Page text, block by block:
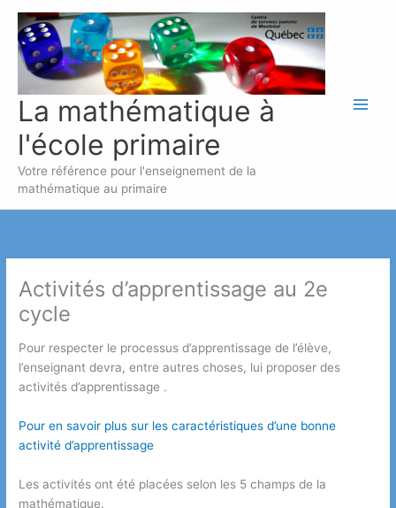
contenu
La mathématique à
l'école primaire
Votre référence pour l'enseignement de la
mathématique au primaire
Activités d’apprentissage au 2e
cycle
Pour respecter le processus d’apprentissage de l’élève,
l’enseignant devra, entre autres choses, lui proposer des
activités d’apprentissage .
Pour en savoir plus sur les caractéristiques d’une bonne
activité d’apprentissage
Les activités ont été placées selon les 5 champs de la
mathématique.